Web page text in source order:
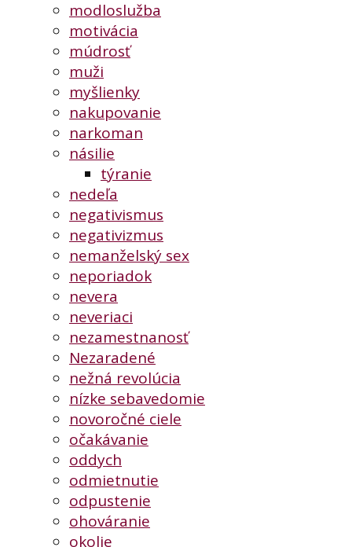
modloslužba
motivácia
múdrosť
muži
myšlienky
nakupovanie
narkoman
násilie
týranie
nedeľa
negativismus
negativizmus
nemanželský sex
neporiadok
nevera
neveriaci
nezamestnanosť
Nezaradené
nežná revolúcia
nízke sebavedomie
novoročné ciele
očakávanie
oddych
odmietnutie
odpustenie
ohováranie
okolie